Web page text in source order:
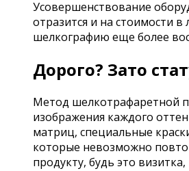
Усовершенствование
отразится и на стоимости
шелкографию еще более
Дорого? Зато
Метод шелкотрафаретной
изображения каждого
матриц, специальные
которые невозможно
продукту, будь это